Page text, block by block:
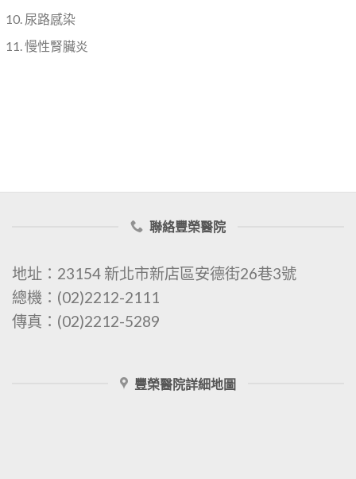
尿路感染
慢性腎臟炎
聯絡豐榮醫院
地址：23154 新北市新店區安德街26巷3號
總機：(02)2212-2111
傳真：(02)2212-5289
豐榮醫院詳細地圖